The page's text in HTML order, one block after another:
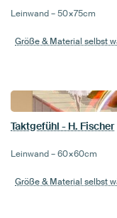
Leinwand –50×75cm
Größe & Material selbst
Taktgefühl - H. Fischer
Leinwand –60×60cm
Größe & Material selbst